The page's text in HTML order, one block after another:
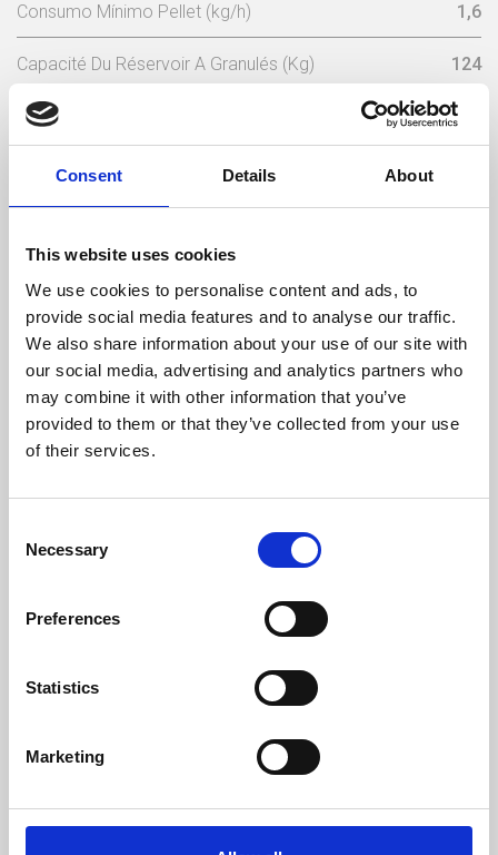
Consent Details About
This website uses cookies
We use cookies to personalise content and ads, to
provide social media features and to analyse our traffic.
We also share information about your use of our site with
our social media, advertising and analytics partners who
may combine it with other information that you’ve
provided to them or that they’ve collected from your use
of their services.
Selection
Necessary
Preferences
Statistics
Marketing
Consumo Mínimo Pellet (kg/h) 1,6
Capacité Du Réservoir A Granulés (Kg) 124
Tension Nominale (V) 230
Fréquence Électrique (Hz)
Poids (kg) 413
Sortie Des Fumées (mm) 100
Dépression Nécessaire Dans La Cheminée (pa)
Chemineé
100 mm